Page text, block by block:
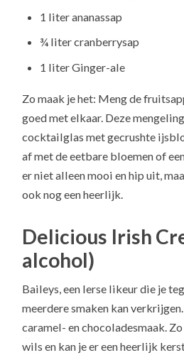
1 liter ananassap
¾ liter cranberrysap
1 liter Ginger-ale
Zo maak je het: Meng de
goed met elkaar. Deze
cocktailglas met gecrushte
af met de eetbare bloemen of
er niet alleen mooi en hip uit,
ook nog een heerlijk.
Delicious Irish
alcohol)
Baileys, een Ierse likeur die je
meerdere smaken kan
caramel- en chocoladesmaak.
wils en kan je er een heerlijk